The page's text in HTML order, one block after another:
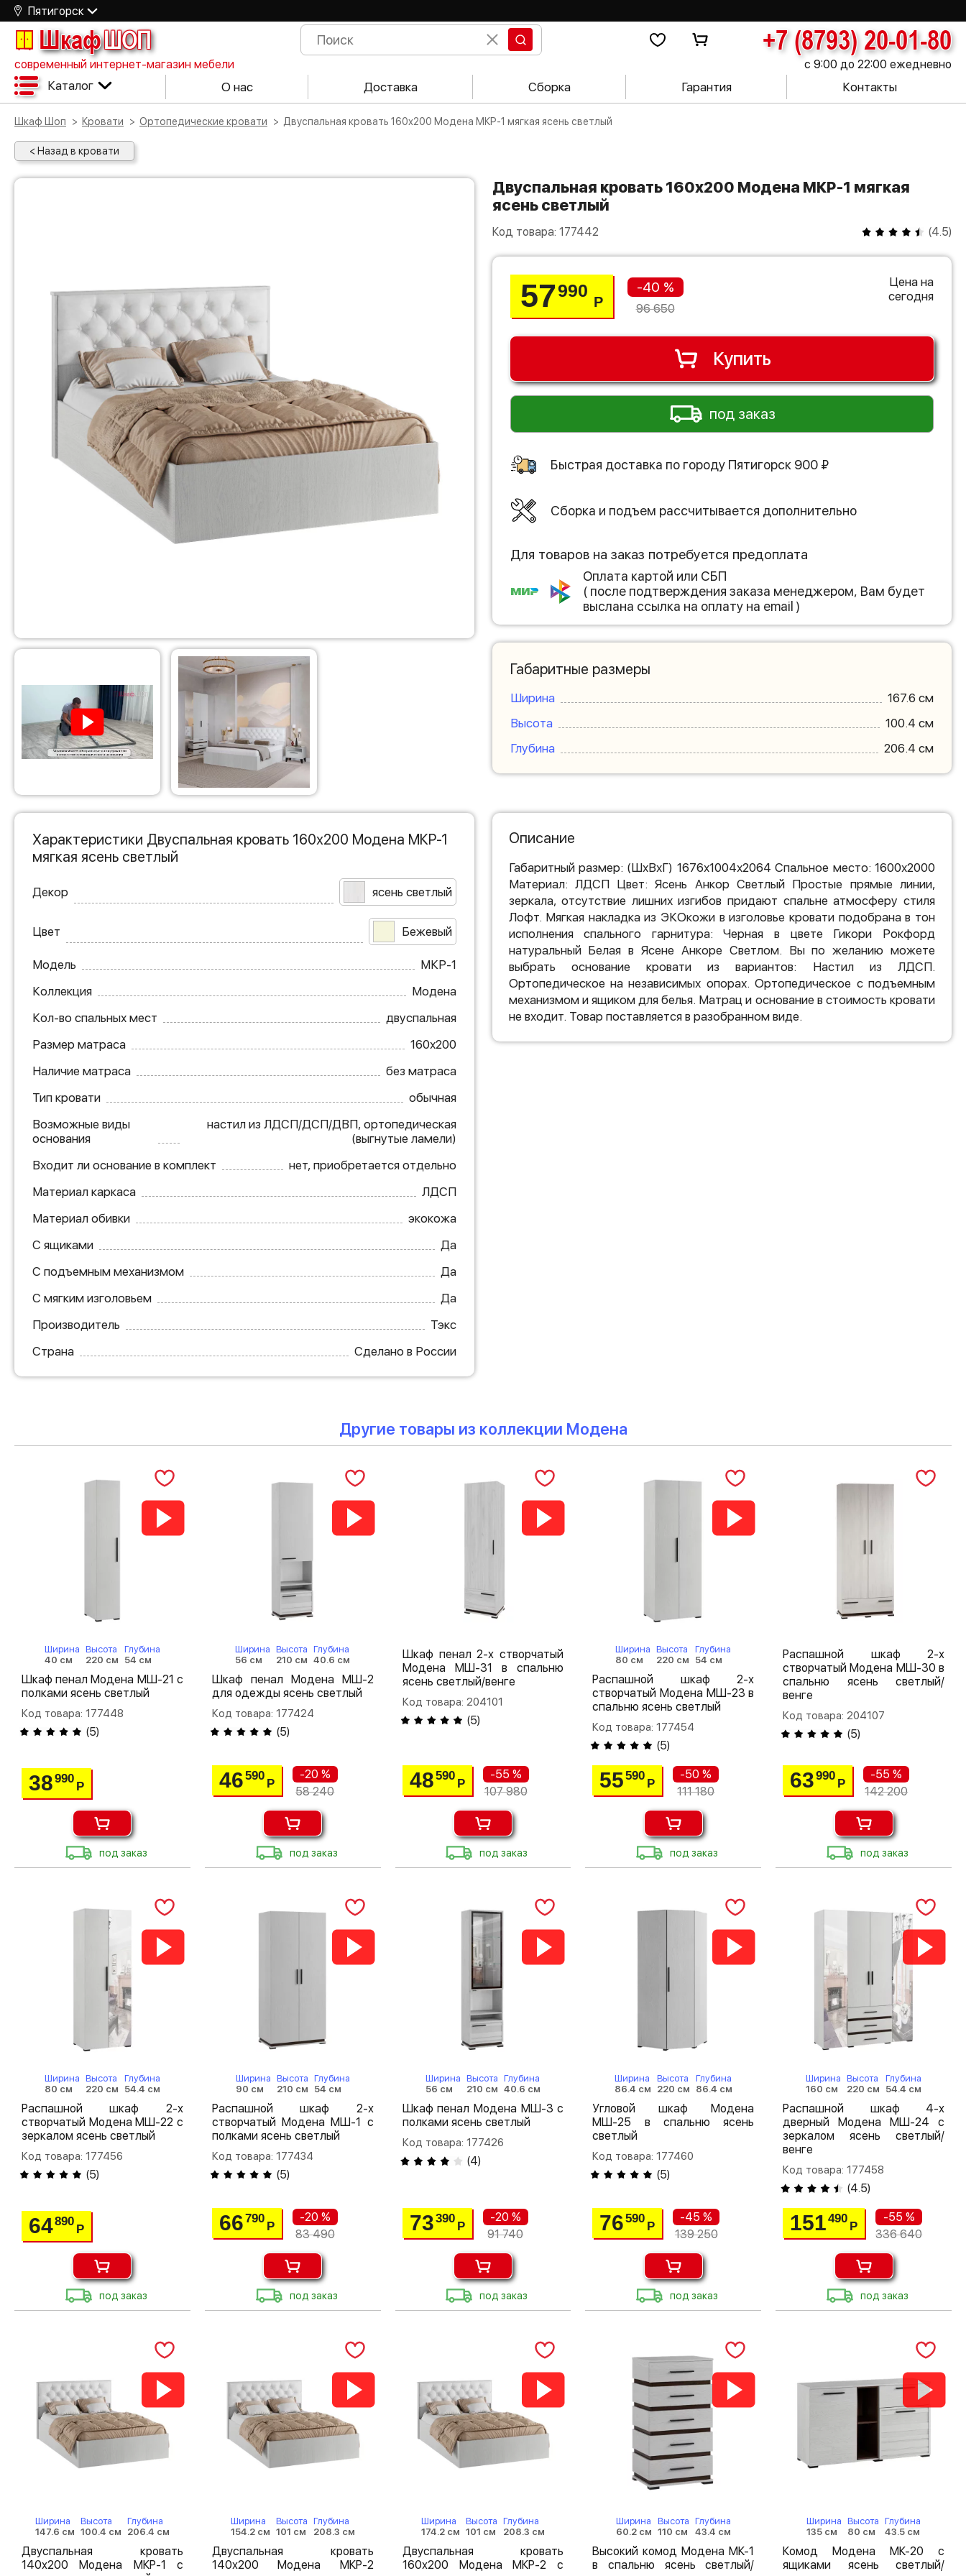
Пятигорск
ШкафШОП +7 (8793) 20-01-80
современный интернет-магазин мебели с 9:00 до 22:00 ежедневно
Каталог О нас Доставка Сборка Гарантия Контакты
Шкаф Шоп Кровати Ортопедические кровати Двуспальная кровать 160х200 Модена МКР-1 мягкая ясень светлый
< Назад в кровати
Двуспальная кровать 160х200 Модена МКР-1 мягкая
ясень светлый
Код товара: 177442 (4.5)
57990
Р
-40 %
96 650
Цена на
сегодня
Купить
под заказ
Быстрая доставка по городу Пятигорск 900 ₽
Сборка и подъем рассчитывается дополнительно
Для товаров на заказ потребуется предоплата
Оплата картой или СБП
( после подтверждения заказа менеджером, Вам будет
выслана ссылка на оплату на email )
Габаритные размеры
Ширина
167.6 см
Высота
100.4 см
Глубина
206.4 см
Характеристики Двуспальная кровать 160х200 Модена МКР-1
мягкая ясень светлый
Декор ясень светлый
Цвет Бежевый
Модель
МКР-1
Коллекция
Модена
Кол-во спальных мест
двуспальная
Размер матраса
160х200
Наличие матраса
без матраса
Тип кровати
обычная
Возможные виды
основания
настил из ЛДСП/ДСП/ДВП, ортопедическая
(выгнутые ламели)
Входит ли основание в комплект
нет, приобретается отдельно
Материал каркаса
ЛДСП
Материал обивки
экокожа
С ящиками
Да
С подъемным механизмом
Да
С мягким изголовьем
Да
Производитель
Тэкс
Страна
Сделано в России
Описание
Габаритный размер: (ШхВхГ) 1676х1004х2064 Спальное место: 1600х2000
Материал: ЛДСП Цвет: Ясень Анкор Светлый Простые прямые линии,
зеркала, отсутствие лишних изгибов придают спальне атмосферу стиля
Лофт. Мягкая накладка из ЭКОкожи в изголовье кровати подобрана в тон
исполнения спального гарнитура: Черная в цвете Гикори Рокфорд
натуральный Белая в Ясене Анкоре Светлом. Вы по желанию можете
выбрать основание кровати из вариантов: Настил из ЛДСП.
Ортопедическое на независимых опорах. Ортопедическое с подъемным
механизмом и ящиком для белья. Матрац и основание в стоимость кровати
не входит. Товар поставляется в разобранном виде.
Другие товары из коллекции Модена
Ширина
40 см
Высота
220 см
Глубина
54 см
Шкаф пенал Модена МШ-21 с
полками ясень светлый
Код товара: 177448
(5)
38990
Р
под заказ
Ширина
56 см
Высота
210 см
Глубина
40.6 см
Шкаф пенал Модена МШ-2
для одежды ясень светлый
Код товара: 177424
(5)
46590
Р
-20 %
58 240
под заказ
Шкаф пенал 2-х створчатый
Модена МШ-31 в спальню
ясень светлый/венге
Код товара: 204101
(5)
48590
Р
-55 %
107 980
под заказ
Ширина
80 см
Высота
220 см
Глубина
54 см
Распашной шкаф 2-х
створчатый Модена МШ-23 в
спальню ясень светлый
Код товара: 177454
(5)
55590
Р
-50 %
111 180
под заказ
Распашной шкаф 2-х
створчатый Модена МШ-30 в
спальню ясень светлый/
венге
Код товара: 204107
(5)
63990
Р
-55 %
142 200
под заказ
Ширина
80 см
Высота
220 см
Глубина
54.4 см
Распашной шкаф 2-х
створчатый Модена МШ-22 с
зеркалом ясень светлый
Код товара: 177456
(5)
64890
Р
под заказ
Ширина
90 см
Высота
210 см
Глубина
54 см
Распашной шкаф 2-х
створчатый Модена МШ-1 с
полками ясень светлый
Код товара: 177434
(5)
66790
Р
-20 %
83 490
под заказ
Ширина
56 см
Высота
210 см
Глубина
40.6 см
Шкаф пенал Модена МШ-3 с
полками ясень светлый
Код товара: 177426
(4)
73390
Р
-20 %
91 740
под заказ
Ширина
86.4 см
Высота
220 см
Глубина
86.4 см
Угловой шкаф Модена
МШ-25 в спальню ясень
светлый
Код товара: 177460
(5)
76590
Р
-45 %
139 250
под заказ
Ширина
160 см
Высота
220 см
Глубина
54.4 см
Распашной шкаф 4-х
дверный Модена МШ-24 с
зеркалом ясень светлый/
венге
Код товара: 177458
(4.5)
151490
Р
-55 %
336 640
под заказ
Ширина
147.6 см
Высота
100.4 см
Глубина
206.4 см
Двуспальная кровать
140х200 Модена МКР-1 с
Ширина
154.2 см
Высота
101 см
Глубина
208.3 см
Двуспальная кровать
140х200 Модена МКР-2
Ширина
174.2 см
Высота
101 см
Глубина
208.3 см
Двуспальная кровать
160х200 Модена МКР-2 с
Ширина
60.2 см
Высота
110 см
Глубина
43.4 см
Высокий комод Модена МК-1
в спальню ясень светлый/
Ширина
135 см
Высота
80 см
Глубина
43.5 см
Комод Модена МК-20 с
ящиками ясень светлый/